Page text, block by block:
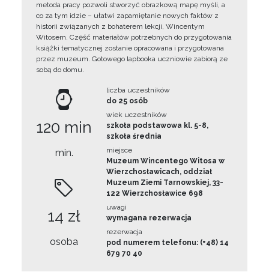
metoda pracy pozwoli stworzyć obrazkową mapę myśli, a
co za tym idzie – ułatwi zapamiętanie nowych faktów z
historii związanych z bohaterem lekcji, Wincentym
Witosem. Część materiałów potrzebnych do przygotowania
książki tematycznej zostanie opracowana i przygotowana
przez muzeum. Gotowego lapbooka uczniowie zabiorą ze
sobą do domu.
120 min
min.
14 zł
osoba
liczba uczestników
do 25 osób
wiek uczestników
szkoła podstawowa kl. 5-8,
szkoła średnia
miejsce
Muzeum Wincentego Witosa w
Wierzchosławicach, oddział
Muzeum Ziemi Tarnowskiej, 33-
122 Wierzchosławice 698
uwagi
wymagana rezerwacja
rezerwacja
pod numerem telefonu: (+48) 14
679 70 40